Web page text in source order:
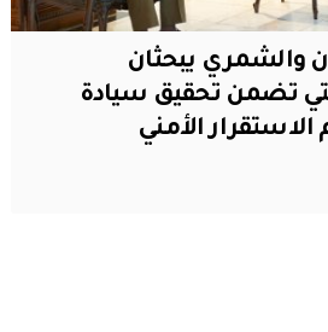
والشمري يبحثان
تضمن تحقيق سيادة
الاستقرار الأمني